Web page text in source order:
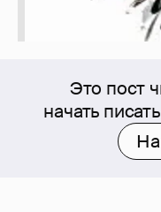
Это пост
начать